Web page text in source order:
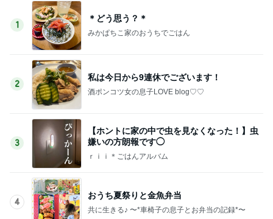
1
＊どう思う？＊
みかぱちこ家のおうちでごはん
2
私は今日から9連休でございます！
酒ポンコツ女の息子LOVE blog♡♡
3
【ホントに家の中で虫を見なくなった！】虫
嫌いの方朗報です◯
ｒｉｉ＊ごはんアルバム
4
おうち夏祭りと金魚弁当
共に生きる♪ 〜*車椅子の息子とお弁当の記録*〜